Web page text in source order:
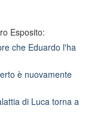
Esposito:
che Eduardo l'ha
è nuovamente
di Luca torna a